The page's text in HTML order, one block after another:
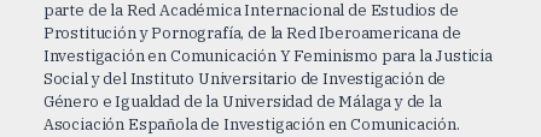
parte de la Red Académica Internacional de Estudios de
Prostitución y Pornografía, de la Red Iberoamericana de
Investigación en Comunicación Y Feminismo para la Justicia
Social y del Instituto Universitario de Investigación de
Género e Igualdad de la Universidad de Málaga y de la
Asociación Española de Investigación en Comunicación.